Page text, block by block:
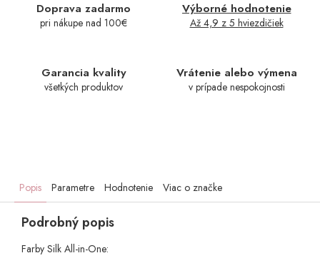
Doprava zadarmo
pri nákupe nad 100€
Výborné hodnotenie
Až 4,9 z 5 hviezdičiek
Garancia kvality
všetkých produktov
Vrátenie alebo výmena
v prípade nespokojnosti
Popis Parametre Hodnotenie Viac o značke
Podrobný popis
Farby Silk All-in-One: